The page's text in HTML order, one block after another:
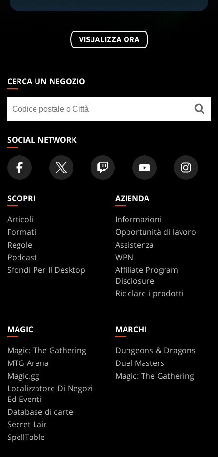
VISUALIZZA ORA
THE
GATHERING
FOOTER
CERCA UN NEGOZIO
un
negozio
SOCIAL NETWORK
SCOPRI
Articoli
Formati
Regole
Podcast
Sfondi Per Il Desktop
AZIENDA
Informazioni
Opportunità di lavoro
Assistenza
WPN
Affiliate Program
Disclosure
Riciclare i prodotti
MAGIC
Magic: The Gathering
MTG Arena
Magic.gg
Localizzatore Di Negozi
Ed Eventi
Database di carte
Secret Lair
SpellTable
MARCHI
Dungeons & Dragons
Duel Masters
Magic: The Gathering